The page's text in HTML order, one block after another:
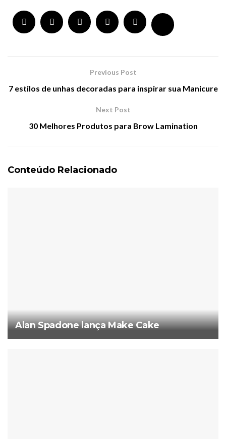
Previous Post
7 estilos de unhas decoradas para inspirar sua Manicure
Next Post
30 Melhores Produtos para Brow Lamination
Conteúdo Relacionado
Alan Spadone lança Make Cake